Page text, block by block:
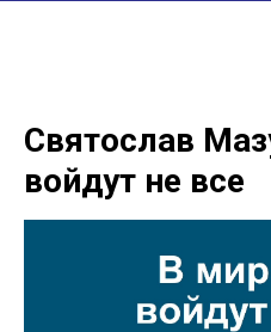
Святослав
войдут не все